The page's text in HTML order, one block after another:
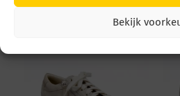
Bekijk
€259,95